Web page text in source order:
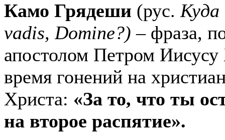
Камо Грядеши (рус. Куда
vadis, Domine?) – фраза,
апостолом Петром
время гонений на
Христа: «За то, что ты
на второе распятие».